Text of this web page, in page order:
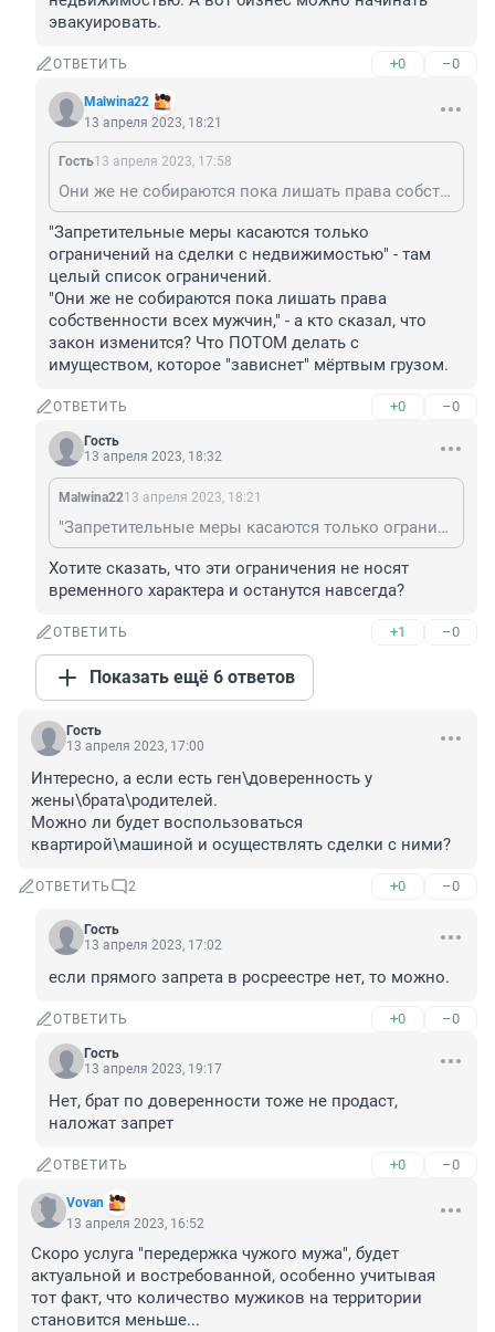
эвакуировать.
ОТВЕТИТЬ +0 –0
Malwina22
13 апреля 2023, 18:21
Гость13 апреля 2023, 17:58
Они же не собираются пока лишать права собственности всех мужчин, поэтому, если нет планов продавать и приобретать недвижимость в ближайшие несколько лет, то можно спокойно оставить так, как есть. Запретительные меры касаются только ограничений на сделки с недвижимостью. А вот бизнес можно начинать эвакуировать.
"Запретительные меры касаются только
ограничений на сделки с недвижимостью" - там
целый список ограничений.
"Они же не собираются пока лишать права
собственности всех мужчин," - а кто сказал, что
закон изменится? Что ПОТОМ делать с
имуществом, которое "зависнет" мёртвым грузом.
ОТВЕТИТЬ +0 –0
Гость
13 апреля 2023, 18:32
Malwina2213 апреля 2023, 18:21
"Запретительные меры касаются только ограничений на сделки с недвижимостью" - там целый список ограничений. "Они же не собираются пока лишать права собственности всех мужчин," - а кто сказал, что закон изменится? Что ПОТОМ делать с имуществом, которое "зависнет" мёртвым грузом.
Хотите сказать, что эти ограничения не носят
временного характера и останутся навсегда?
ОТВЕТИТЬ +1 –0
Показать ещё 6 ответов
Гость
13 апреля 2023, 17:00
Интересно, а если есть ген\доверенность у
жены\брата\родителей.
Можно ли будет воспользоваться
квартирой\машиной и осуществлять сделки с ними?
ОТВЕТИТЬ 2 +0 –0
Гость
13 апреля 2023, 17:02
если прямого запрета в росреестре нет, то можно.
ОТВЕТИТЬ +0 –0
Гость
13 апреля 2023, 19:17
Нет, брат по доверенности тоже не продаст,
наложат запрет
ОТВЕТИТЬ +0 –0
Vovan
13 апреля 2023, 16:52
Скоро услуга "передержка чужого мужа", будет
актуальной и востребованной, особенно учитывая
тот факт, что количество мужиков на территории
становится меньше...